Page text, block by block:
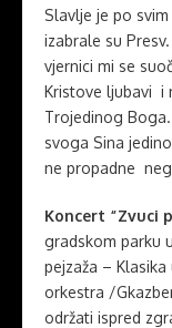
Slavlje je po
izabrale su
vjernici mi se
Kristove ljubavi i
Trojedinog
svoga Sina
ne propadne
Koncert “Zvuci
gradskom parku
pejzaža –
orkestra /
održati ispred